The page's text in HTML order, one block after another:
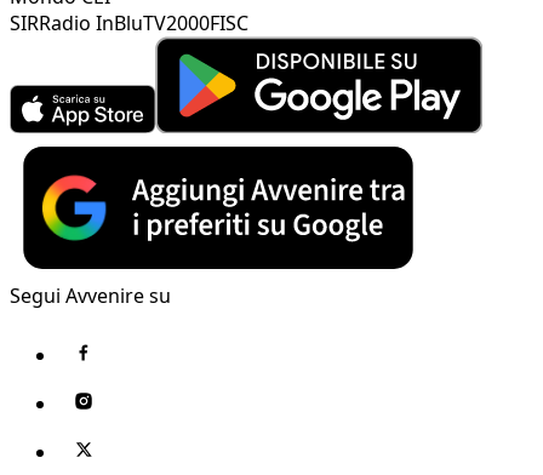
SIRRadio InBluTV2000FISC
Segui Avvenire su